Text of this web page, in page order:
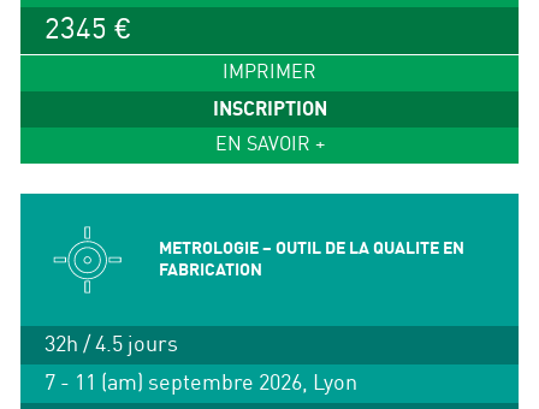
2345 €
IMPRIMER
INSCRIPTION
EN SAVOIR +
METROLOGIE – OUTIL DE LA QUALITE EN
FABRICATION
32h / 4.5 jours
7 - 11 (am) septembre 2026, Lyon